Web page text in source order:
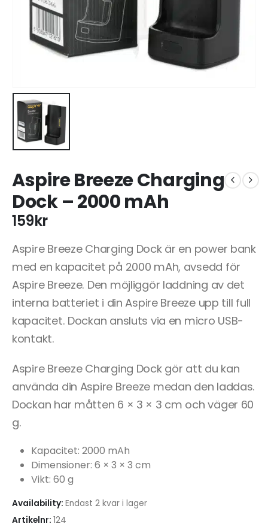
Aspire Breeze Charging
Dock – 2000 mAh
159kr
Aspire Breeze Charging Dock är en power bank
med en kapacitet på 2000 mAh, avsedd för
Aspire Breeze. Den möjliggör laddning av det
interna batteriet i din Aspire Breeze upp till full
kapacitet. Dockan ansluts via en micro USB-
kontakt.
Aspire Breeze Charging Dock gör att du kan
använda din Aspire Breeze medan den laddas.
Dockan har måtten 6 × 3 × 3 cm och väger 60
g.
Kapacitet: 2000 mAh
Dimensioner: 6 × 3 × 3 cm
Vikt: 60 g
Availability: Endast 2 kvar i lager
Artikelnr: 124